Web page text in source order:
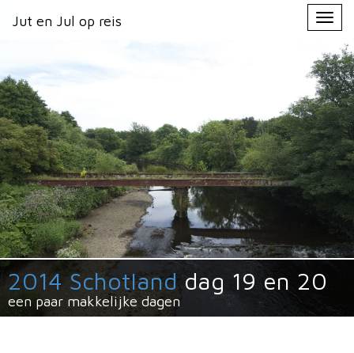
Jut en Jul op reis
Primary
Jut en Jul op reis
2014 Schotlanddag 19 en 20
een paar makkelijke dagen